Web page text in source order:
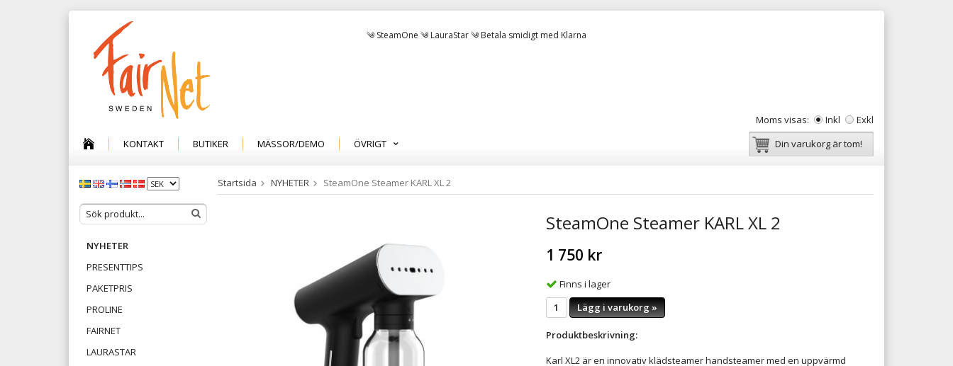
༄ SteamOne ༄ LauraStar ༄ Betala smidigt med Klarna
Moms visas: Inkl
Exkl
KONTAKT
BUTIKER MÄSSOR/DEMO ÖVRIGT Din varukorg är tom!
NYHETER
PRESENTTIPS
PAKETPRIS
PROLINE
FAIRNET
LAURASTAR
Startsida NYHETER SteamOne Steamer KARL XL 2
SteamOne Steamer KARL XL 2
1 750 kr
Finns i lager
Lägg i varukorg »
Produktbeskrivning:
Karl XL2 är en innovativ klädsteamer handsteamer med en uppvärmd